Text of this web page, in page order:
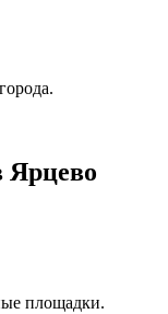
Ярцево
площадки.